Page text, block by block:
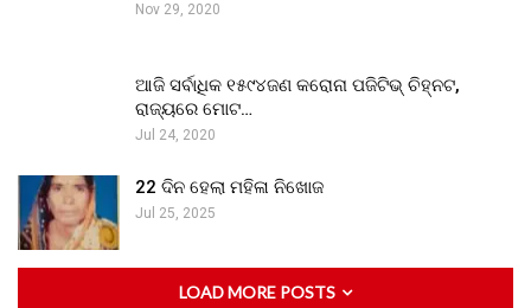
Nov 29, 2020
ଆଜି ସର୍ବାଧିକ ୧୫୯୪ଜଣ କରୋନା ପଜିଟିଭ୍ ଚିହ୍ନଟ,
ରାଜ୍ୟରେ ମୋଟ…
Jul 24, 2020
22 ଦିନ ହେଲା ମହିଳା ନିଖୋଜ
Jul 25, 2025
LOAD MORE POSTS